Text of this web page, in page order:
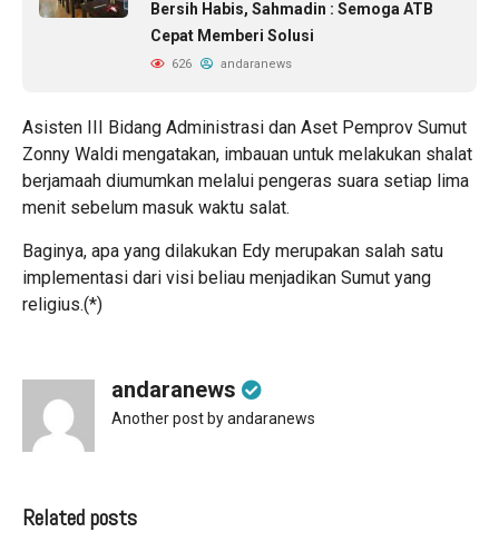
Bersih Habis, Sahmadin : Semoga ATB
Cepat Memberi Solusi
626 andaranews
Asisten III Bidang Administrasi dan Aset Pemprov Sumut
Zonny Waldi mengatakan, imbauan untuk melakukan shalat
berjamaah diumumkan melalui pengeras suara setiap lima
menit sebelum masuk waktu salat.
Baginya, apa yang dilakukan Edy merupakan salah satu
implementasi dari visi beliau menjadikan Sumut yang
religius.(*)
andaranews
Another post by andaranews
Related posts